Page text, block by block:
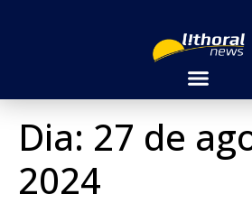
Dia: 27 de
2024